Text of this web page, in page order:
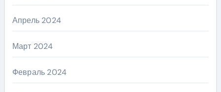
Апрель 2024
Март 2024
Февраль 2024